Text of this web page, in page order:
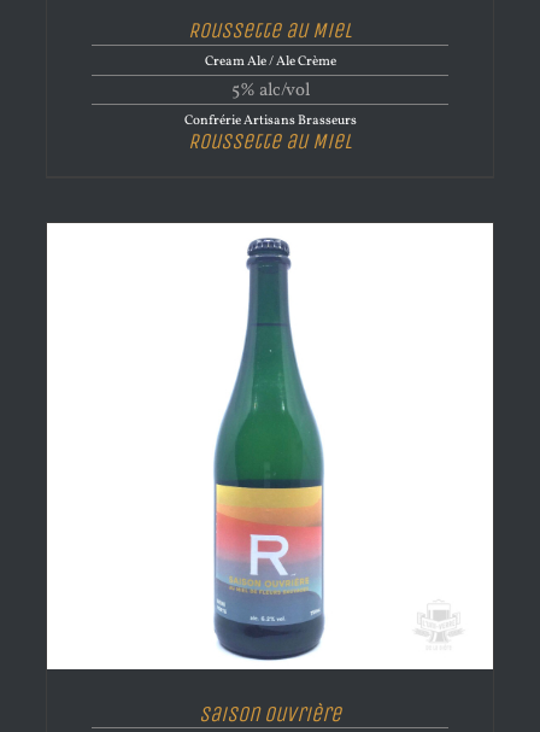
Roussette au Miel
Cream Ale / Ale Crème
5% alc/vol
Confrérie Artisans Brasseurs
Roussette au Miel
Saison Ouvrière